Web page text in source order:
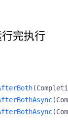
完执行
(
(
(